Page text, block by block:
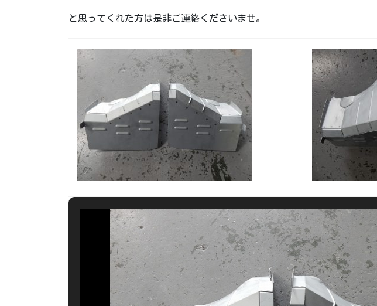
と思ってくれた方は是非ご連絡くださいませ。